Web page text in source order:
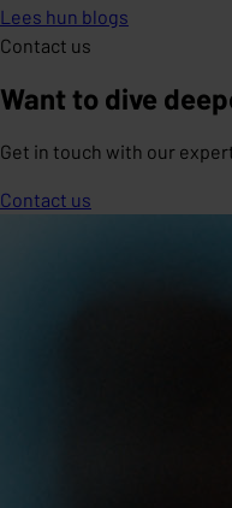
Lees hun blogs
Contact us
Want to dive
Get in touch with our
Contact us